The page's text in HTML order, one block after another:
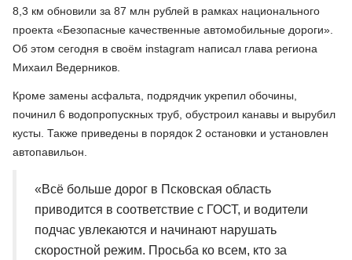
8,3 км обновили за 87 млн рублей в рамках национального
проекта «Безопасные качественные автомобильные дороги».
Об этом сегодня в своём instagram написал глава региона
Михаил Ведерников.
Кроме замены асфальта, подрядчик укрепил обочины,
починил 6 водопропускных труб, обустроил канавы и вырубил
кусты. Также приведены в порядок 2 остановки и установлен
автопавильон.
«Всё больше дорог в Псковская область
приводится в соответствие с ГОСТ, и водители
подчас увлекаются и начинают нарушать
скоростной режим. Просьба ко всем, кто за